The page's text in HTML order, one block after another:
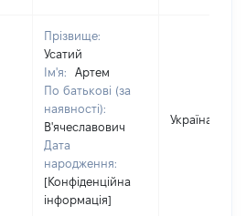
Прізвище:
Усатий
Ім'я:
Артем
По батькові (за
наявності):
В'ячеславович
Дата
народження:
[Конфіденційна
інформація]
Україна